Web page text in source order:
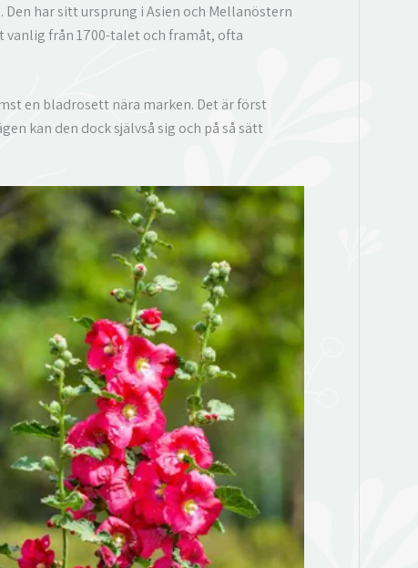
har sitt ursprung i Asien och Mellanöstern
vanlig från 1700-talet och framåt, ofta
en bladrosett nära marken. Det är först
kan den dock självså sig och på så sätt